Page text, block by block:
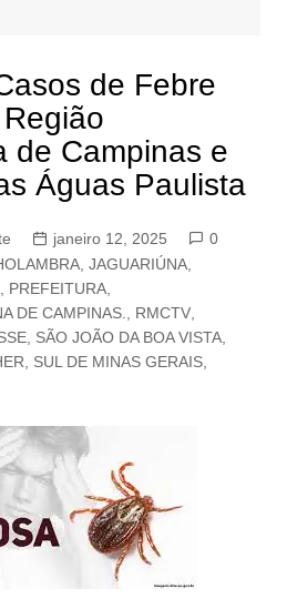
de Febre
de Campinas e
Águas Paulista
janeiro 12, 2025
0
, JAGUARIÚNA,
PREFEITURA,
DE CAMPINAS.
RMCTV,
, SÃO JOÃO DA BOA VISTA,
SUL DE MINAS GERAIS,